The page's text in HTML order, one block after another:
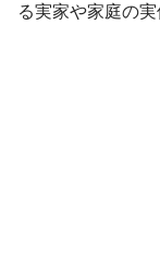
る実家や家庭の